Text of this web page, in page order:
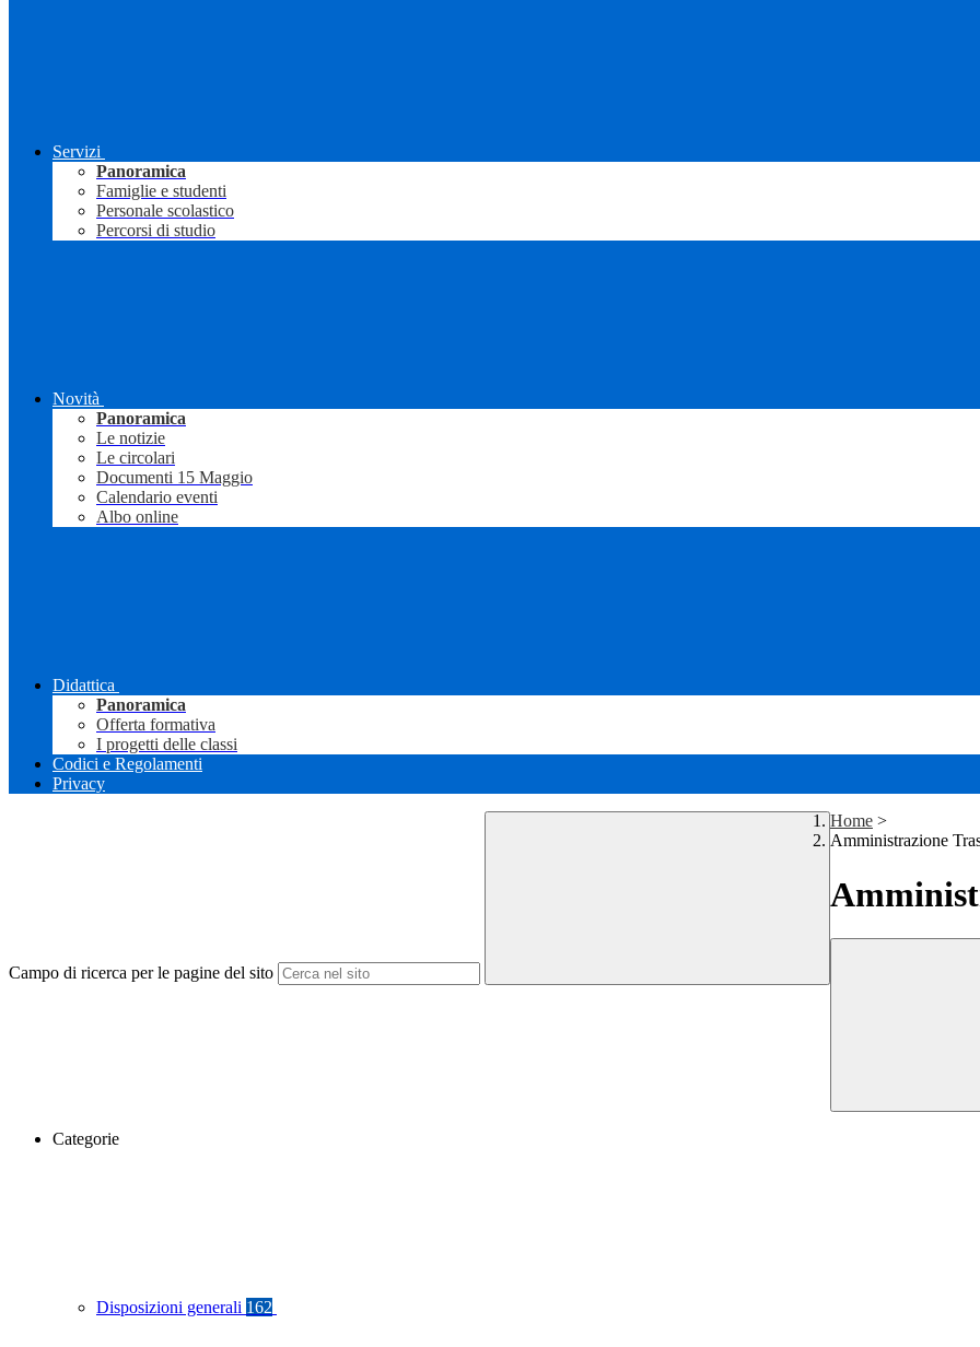
Servizi
Panoramica
Famiglie e studenti
Personale scolastico
Percorsi di studio
Novità
Panoramica
Le notizie
Le circolari
Documenti 15 Maggio
Calendario eventi
Albo online
Didattica
Panoramica
Offerta formativa
I progetti delle classi
Codici e Regolamenti
Privacy
Campo di ricerca per le pagine del sito
Home >
Amministrazione
Categorie
Disposizioni generali 162